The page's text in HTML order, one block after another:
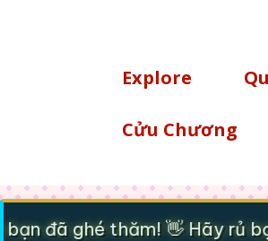
Explore
Cửu Chương
đã ghé thăm! 👋 Hãy rủ